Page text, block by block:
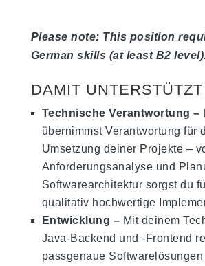
Please note: This position
German skills (at least B2 level).
DAMIT
Technische Verantwortung –
übernimmst Verantwortung für
Umsetzung deiner Projekte –
Anforderungsanalyse und
Softwarearchitektur sorgst du
qualitativ hochwertige
Entwicklung – Mit deinem
Java-Backend und -Frontend
passgenaue Softwarelösungen